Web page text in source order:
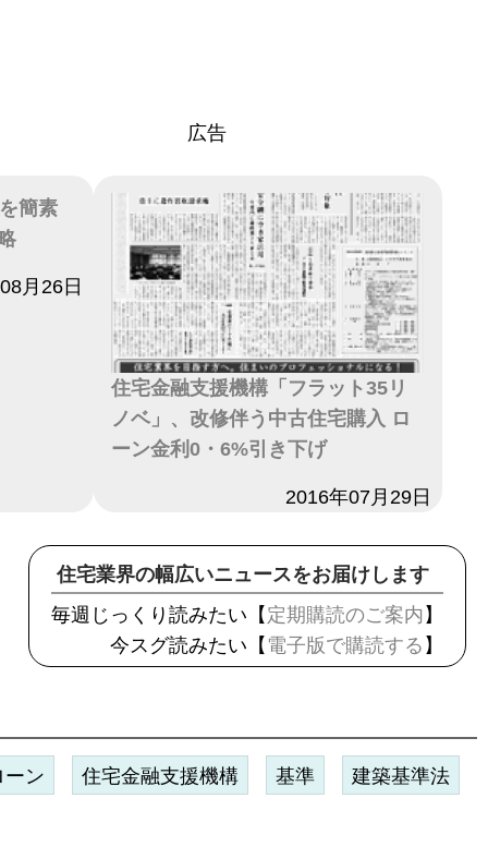
広告
簡素
月26日
住宅金融支援機構「フラット35リ
ノベ」、改修伴う中古住宅購入 ロ
ーン金利0・6%引き下げ
2016年07月29日
住宅業界の幅広いニュースをお届けします
毎週じっくり読みたい【 定期購読のご案内 】
今スグ読みたい【 電子版で購読する 】
ーン 住宅金融支援機構 基準 建築基準法